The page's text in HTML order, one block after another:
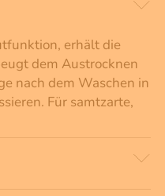
erhält die
dem Austrocknen
nach dem Waschen in
Für samtzarte,